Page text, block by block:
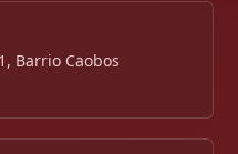
Barrio Caobos